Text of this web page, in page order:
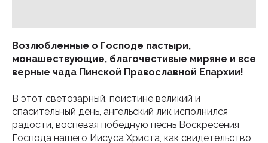
Возлюбленные о Господе пастыри,
монашествующие, благочестивые миряне и все
верные чада Пинской Православной Епархии!
В этот светозарный, поистине великий и
спасительный день, ангельский лик исполнился
радости, воспевая победную песнь Воскресения
Господа нашего Иисуса Христа, как свидетельство